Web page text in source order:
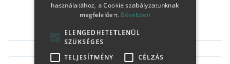
használatához, a Cookie szabályzatunknak
megfelelően. Bővebben
ELENGEDHETETLENÜL
SZÜKSÉGES
TELJESÍTMÉNY
CÉLZÁS